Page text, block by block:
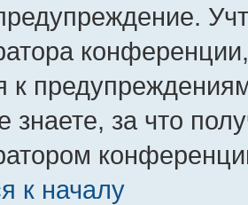
к
знаете, за что
к началу